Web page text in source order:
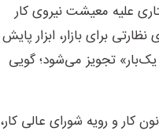
علیه معیشت نیروی کار
برای بازار، ابزار پایش
یک‌بار» تجویز می‌شود؛ گویی
و رویه شورای عالی کار،